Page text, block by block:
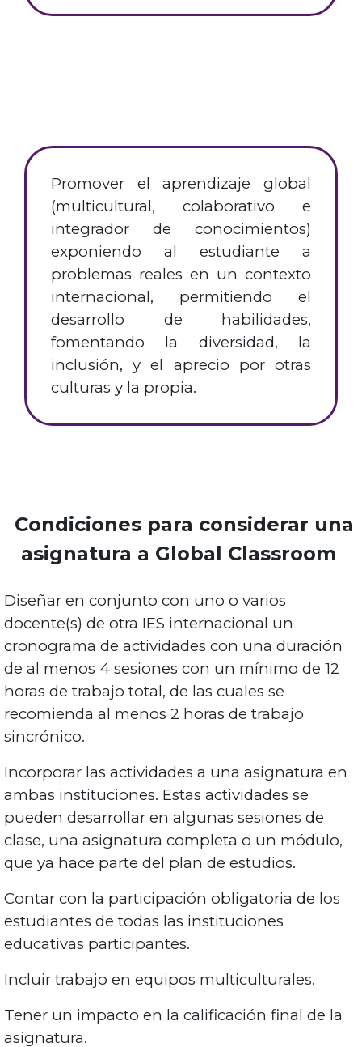
Promover el aprendizaje global
(multicultural, colaborativo e
integrador de conocimientos)
exponiendo al estudiante a
problemas reales en un contexto
internacional, permitiendo el
desarrollo de habilidades,
fomentando la diversidad, la
inclusión, y el aprecio por otras
culturas y la propia.
Condiciones para considerar una
asignatura a Global Classroom
Diseñar en conjunto con uno o varios
docente(s) de otra IES internacional un
cronograma de actividades con una duración
de al menos 4 sesiones con un mínimo de 12
horas de trabajo total, de las cuales se
recomienda al menos 2 horas de trabajo
sincrónico.
Incorporar las actividades a una asignatura en
ambas instituciones. Estas actividades se
pueden desarrollar en algunas sesiones de
clase, una asignatura completa o un módulo,
que ya hace parte del plan de estudios.
Contar con la participación obligatoria de los
estudiantes de todas las instituciones
educativas participantes.
Incluir trabajo en equipos multiculturales.
Tener un impacto en la calificación final de la
asignatura.